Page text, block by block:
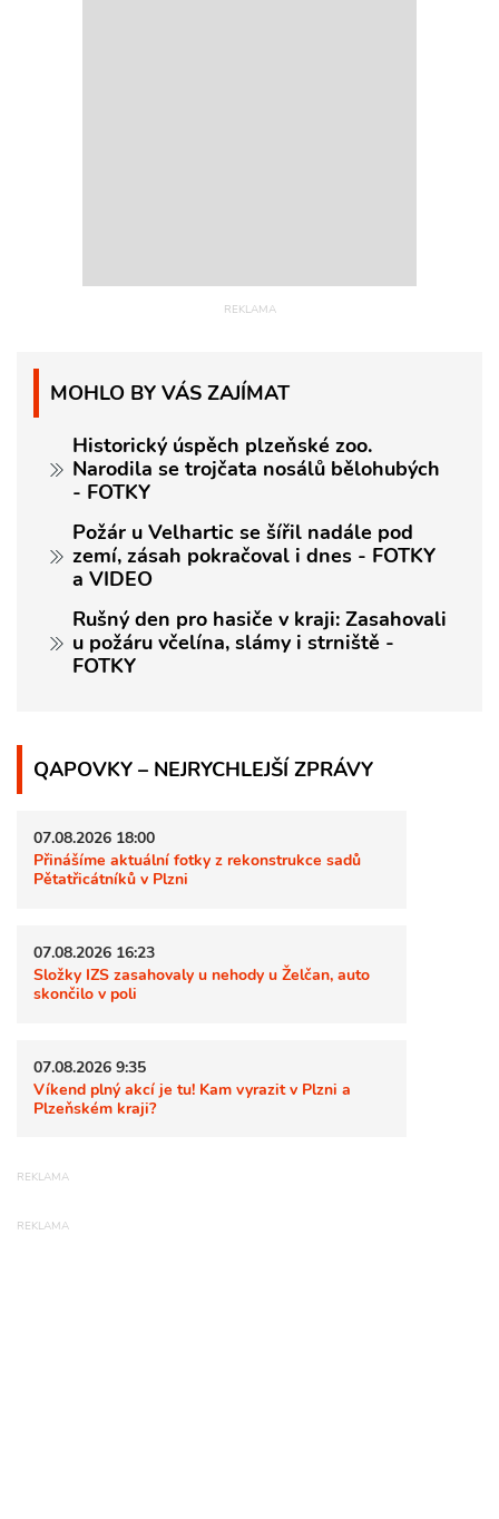
MOHLO BY VÁS ZAJÍMAT
Historický úspěch plzeňské zoo.
Narodila se trojčata nosálů bělohubých
- FOTKY
Požár u Velhartic se šířil nadále pod
zemí, zásah pokračoval i dnes - FOTKY
a VIDEO
Rušný den pro hasiče v kraji: Zasahovali
u požáru včelína, slámy i strniště -
FOTKY
QAPOVKY – NEJRYCHLEJŠÍ ZPRÁVY
07.08.2026 18:00
Přinášíme aktuální fotky z rekonstrukce sadů
Pětatřicátníků v Plzni
07.08.2026 16:23
Složky IZS zasahovaly u nehody u Želčan, auto
skončilo v poli
07.08.2026 9:35
Víkend plný akcí je tu! Kam vyrazit v Plzni a
Plzeňském kraji?